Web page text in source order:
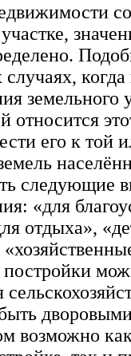
случаях, когда
земельного
относится
его к той
следующие
«для
отдыха»,
постройки
возможно